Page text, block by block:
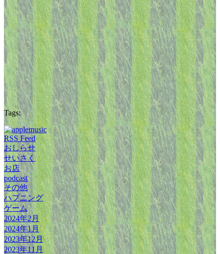
Tags:
RSS Feed
おしらせ
せいさく
お店
podcast
その他
ハプニング
ゲーム
2024年2月
2024年1月
2023年12月
2023年11月